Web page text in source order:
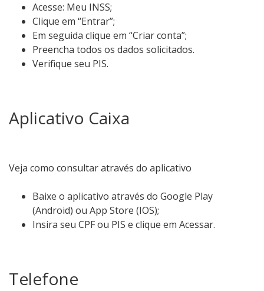
Acesse: Meu INSS;
Clique em “Entrar”;
Em seguida clique em “Criar conta”;
Preencha todos os dados solicitados.
Verifique seu PIS.
Aplicativo Caixa
Veja como consultar através do aplicativo
Baixe o aplicativo através do Google Play
(Android) ou App Store (IOS);
Insira seu CPF ou PIS e clique em Acessar.
Telefone